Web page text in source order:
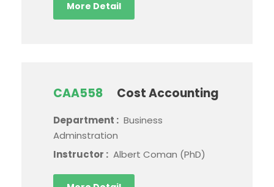
More Detail
CAA558 Cost Accounting
Department : Business
Adminstration
Instructor : Albert Coman (PhD)